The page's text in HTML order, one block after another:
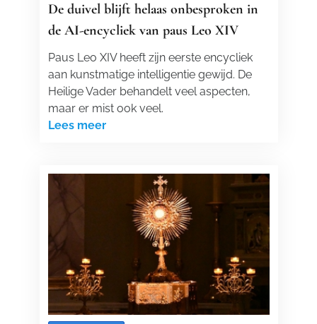
De duivel blijft helaas onbesproken in
de AI-encycliek van paus Leo XIV
Paus Leo XIV heeft zijn eerste encycliek
aan kunstmatige intelligentie gewijd. De
Heilige Vader behandelt veel aspecten,
maar er mist ook veel.
Lees meer